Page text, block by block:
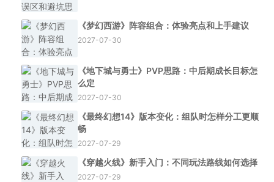
《梦幻西游》阵容组合：体验亮点和上手建议
2027-07-30
《地下城与勇士》PVP思路：中后期成长目标怎
么定
2027-07-30
《最终幻想14》版本变化：组队时怎样分工更顺
畅
2027-07-29
《穿越火线》新手入门：不同玩法路线如何选择
2027-07-29